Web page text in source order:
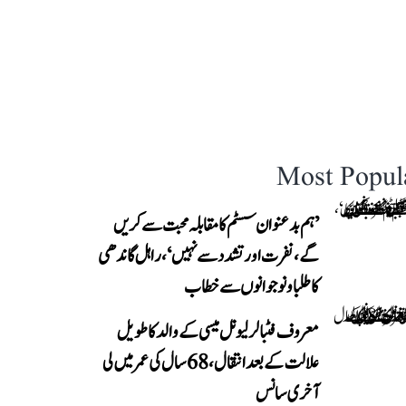
Most
’ہم بدعنوان سسٹم کا مقابلہ محبت سے کریں
گے، نفرت اور تشدد سے نہیں‘، راہل گاندھی
کا طلبا و نوجوانوں سے خطاب
معروف فٹبالر لیونل میسی کے والد کا طویل
علالت کے بعد انتقال، 68 سال کی عمر میں لی
آخری سانس